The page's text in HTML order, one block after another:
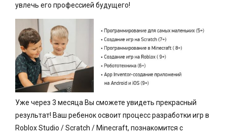
увлечь его профессией будущего!
Уже через 3 месяца Вы сможете увидеть прекрасный
результат! Ваш ребенок освоит процесс разработки игр в
Roblox Studio / Scratch / Minecraft, познакомится с